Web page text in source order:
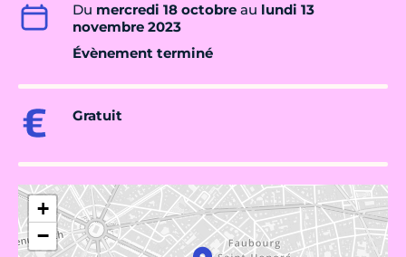
Du mercredi 18 octobre au lundi 13
novembre 2023
Évènement terminé
Gratuit
+
−